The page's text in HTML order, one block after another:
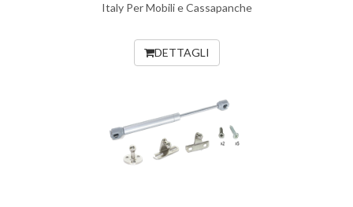
Italy Per Mobili e Cassapanche
DETTAGLI